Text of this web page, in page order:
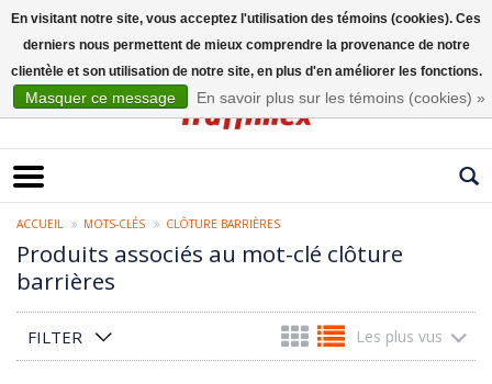
ACCUEIL MOTS-CLÉS CLÔTURE BARRIÈRES
Produits associés au mot-clé clôture
barrières
FILTER Les plus vus
En visitant notre site, vous acceptez l'utilisation des témoins (cookies). Ces
derniers nous permettent de mieux comprendre la provenance de notre
clientèle et son utilisation de notre site, en plus d'en améliorer les fonctions.
Masquer ce message En savoir plus sur les témoins (cookies) »